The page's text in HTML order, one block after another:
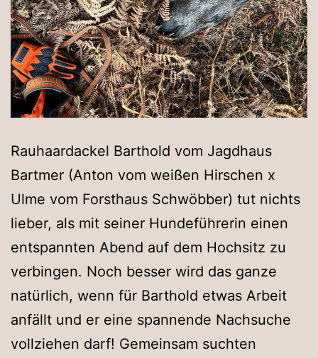
Rauhaardackel Barthold vom Jagdhaus
Bartmer (Anton vom weißen Hirschen x
Ulme vom Forsthaus Schwöbber) tut nichts
lieber, als mit seiner Hundeführerin einen
entspannten Abend auf dem Hochsitz zu
verbingen. Noch besser wird das ganze
natürlich, wenn für Barthold etwas Arbeit
anfällt und er eine spannende Nachsuche
vollziehen darf! Gemeinsam suchten